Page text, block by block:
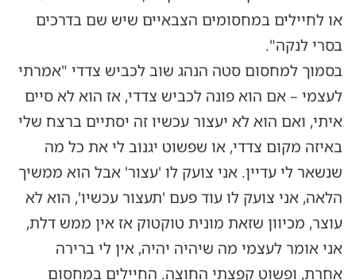
או לחיילים במחסומים הצבאיים שיש שם בדרכים
בסרי לנקה".
בסמוך למחסום סטה הנהג שוב לכביש צדדי "אמרתי
לעצמי – אם הוא פונה לכביש צדדי, אז הוא לא סיים
איתי, ואם הוא לא יעצור עכשיו זה יסתיים ברצח שלי
באיזה מקום צדדי, או שפשוט יגנוב לי את כל מה
שנשאר לי עדיין. אני צועק לו 'עצור' אבל הוא ממשיך
הלאה, אני צועק לו עוד פעם 'תעצור עכשיו', הוא לא
עוצר, מכיוון שזאת מונית טוקטוק אז אין ממש דלת,
אני אומר לעצמי מה שיהיה יהיה, אין לי ברירה
אחרת, ופשוט קפצתי החוצה. החיילים במחסום